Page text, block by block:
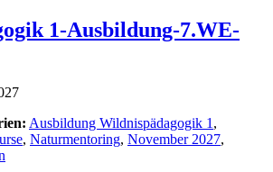
1-Ausbildung-7.WE-
Ausbildung Wildnispädagogik 1 ,
, Naturmentoring, November 2027,